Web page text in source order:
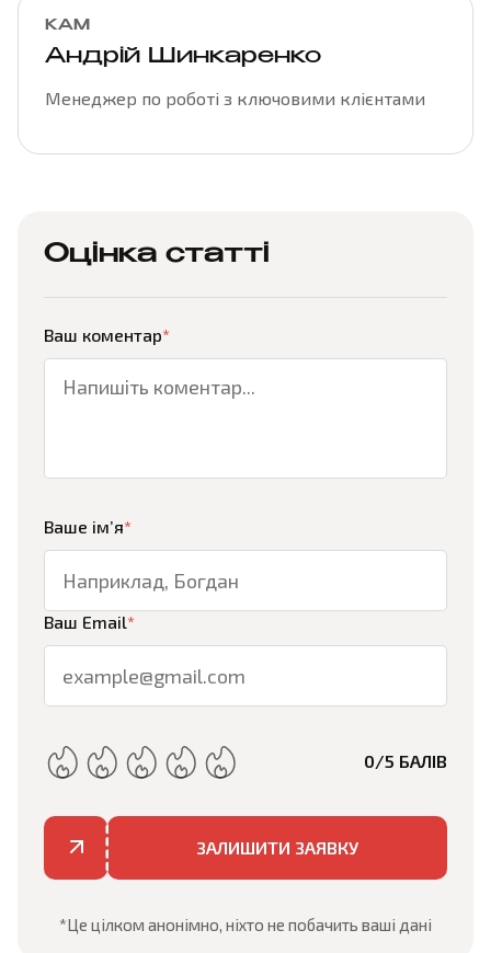
КАМ
Андрій Шинкаренко
Менеджер по роботі з ключовими клієнтами
Оцінка статті
Ваш коментар*
Ваше ім’я*
Ваш Email*
0/5 БАЛІВ
ЗАЛИШИТИ ЗАЯВКУ
*Це цілком анонімно, ніхто не побачить ваші дані